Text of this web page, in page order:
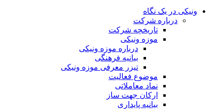
ونیکی در یک نگاه
درباره شرکت
تاریخچه شرکت
موزه ونیکی
درباره موزه ونیکی
بیانیه فرهنگی
تیزر معرفی موزه ونیکی
موضوع فعالیت
نماد معاملاتی
ارکان جهت ساز
بیانیه پایداری